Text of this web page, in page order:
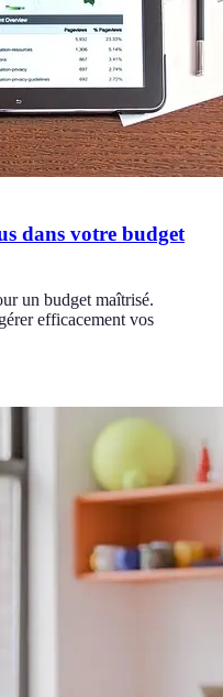
dans votre budget
un budget maîtrisé.
efficacement vos